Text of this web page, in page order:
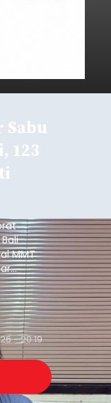
Sabu
123
MMT
di
dan
- 20:19